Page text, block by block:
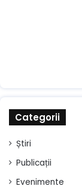
Categorii
Știri
Publicații
Evenimente